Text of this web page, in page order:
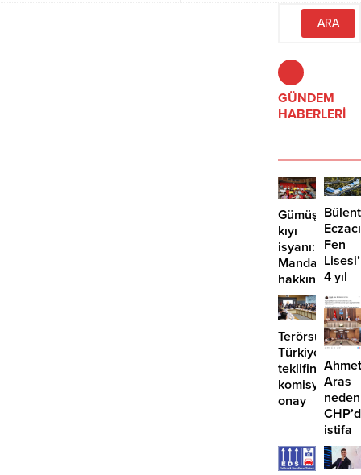
tutumu ve CHP yönetiminin
GÜNDEM
HABERLERİ
Gümüşlük’te
kıyı
isyanı:
Mandalinci
hakkında
suç
duyurusu
Bülent
Fen
4 yıl
geçti,
hâlâ
proje
Terörsüz
Türkiye
teklifine
komisyondan
onay
Ahmet
Aras
neden
istifa